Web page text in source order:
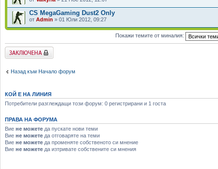
CS MegaGaming Dust2 Only
от Admin » 01 Юли 2012, 09:27
Покажи темите от миналия:
Заключен форум
Назад към Начало форум
КОЙ Е НА ЛИНИЯ
Потребители разглеждащи този форум: 0 регистрирани и 1 госта
ПРАВА НА ФОРУМА
Вие не можете да пускате нови теми
Вие не можете да отговаряте на теми
Вие не можете да променяте собственото си мнение
Вие не можете да изтривате собствените си мнения